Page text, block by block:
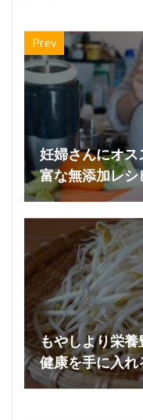
Prev
妊婦さんにオ
富な無添加レシ
もやしより栄
健康を手に入